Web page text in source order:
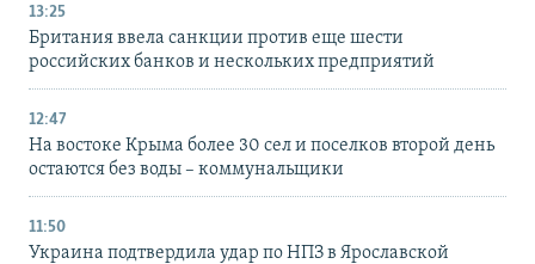
13:25
Британия ввела санкции против еще шести
российских банков и нескольких предприятий
12:47
На востоке Крыма более 30 сел и поселков второй день
остаются без воды – коммунальщики
11:50
Украина подтвердила удар по НПЗ в Ярославской